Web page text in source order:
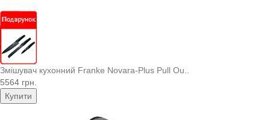
Змішувач кухонний Franke Novara-Plus Pull Ou..
5564 грн.
Купити